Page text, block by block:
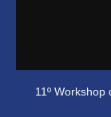
11º